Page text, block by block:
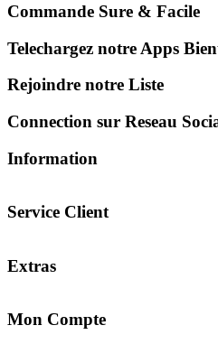
Commande Sure & Facile
Telechargez notre Apps
Rejoindre notre Liste
Connection sur Reseau
Information
Service Client
Extras
Mon Compte